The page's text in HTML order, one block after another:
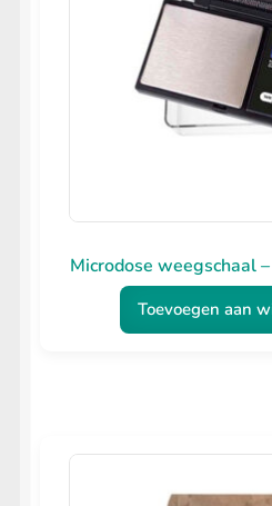
Microdose weegschaal
Toevoegen aan